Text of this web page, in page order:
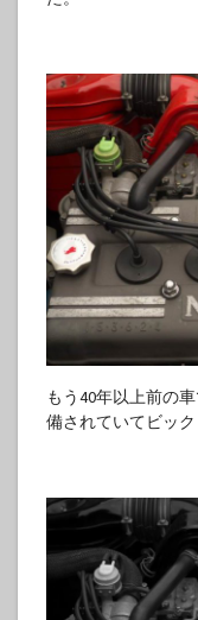
もう40年以上前の
備されていてビック